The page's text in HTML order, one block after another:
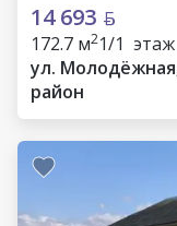
14 693
172.7 м21/1 этаж
ул.
район